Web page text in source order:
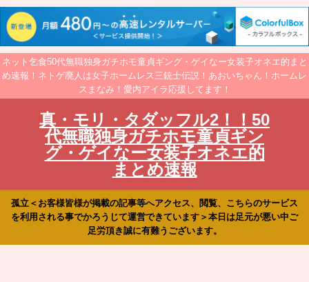
ネット乞食50代無職独身ガチホモ童貞ギング・ゲイなー女装子オネエ的まと
め速報！ネトゲ廃人は女子ホームレス三銃士伝説！あおいちゃん！ホームレ
スまなみ！愛内アイラ応援してます！
真・モリ・タダッフル2！！50
代無職独身ガチホモ童貞ギン
グ・ゲイなー女装子オネエ的
まとめ速報
孤立＜お客様皆様が掲載の記事等へアクセス、閲覧、こちらのサービス
を利用される事でかろうじて運営できています＞本日は足元が悪い中ご
足労頂き誠に有難うございます。